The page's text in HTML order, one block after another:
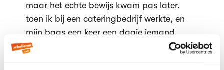
maar het echte bewijs kwam pas later,
toen ik bij een cateringbedrijf werkte, en
mijn baas een keer een dagje iemand
nodig had om bij het springkussen te zitten
en op de kinderen te letten.” Haar baas